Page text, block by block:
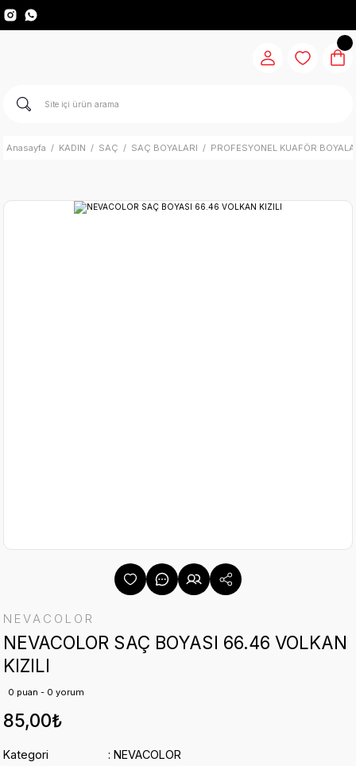
Anasayfa KADIN SAÇ SAÇ BOYALARI PROFESYONEL KUAFÖR
NEVACOLOR
NEVACOLOR SAÇ BOYASI 66.46 VOLKAN
KIZILI
0 puan - 0 yorum
85,00₺
Kategori
NEVACOLOR